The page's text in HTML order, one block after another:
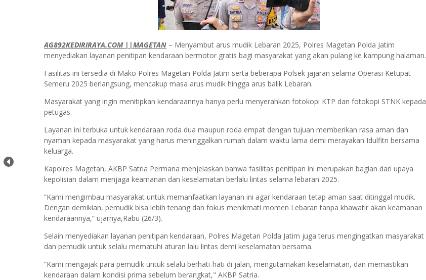
AG892KEDIRIRAYA.COM ||MAGETAN – Menyambut arus mudik Lebaran 2025, Polres Magetan Polda Jatim
menyediakan layanan penitipan kendaraan bermotor gratis bagi masyarakat yang akan pulang ke kampung halaman.
Fasilitas ini tersedia di Mako Polres Magetan Polda Jatim serta beberapa Polsek jajaran selama Operasi Ketupat
Semeru 2025 berlangsung, mencakup masa arus mudik hingga arus balik Lebaran.
Masyarakat yang ingin menitipkan kendaraannya hanya perlu menyerahkan fotokopi KTP dan fotokopi STNK kepada
petugas.
Layanan ini terbuka untuk kendaraan roda dua maupun roda empat dengan tujuan memberikan rasa aman dan
nyaman kepada masyarakat yang harus meninggalkan rumah dalam waktu lama demi merayakan Idulfitri bersama
keluarga.
Kapolres Magetan, AKBP Satria Permana menjelaskan bahwa fasilitas penitipan ini merupakan bagian dari upaya
kepolisian dalam menjaga keamanan dan keselamatan berlalu lintas selama lebaran 2025.
“Kami mengimbau masyarakat untuk memanfaatkan layanan ini agar kendaraan tetap aman saat ditinggal mudik.
Dengan demikian, pemudik bisa lebih tenang dan fokus menikmati momen Lebaran tanpa khawatir akan keamanan
kendaraannya,” ujarnya,Rabu (26/3).
Selain menyediakan layanan penitipan kendaraan, Polres Magetan Polda Jatim juga terus mengingatkan masyarakat
dan pemudik untuk selalu mematuhi aturan lalu lintas demi keselamatan bersama.
“Kami mengajak para pemudik untuk selalu berhati-hati di jalan, mengutamakan keselamatan, dan memastikan
kendaraan dalam kondisi prima sebelum berangkat," AKBP Satria.